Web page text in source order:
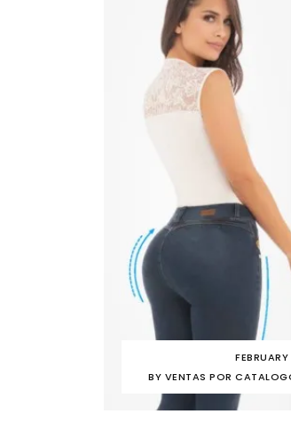
BY VENTAS POR